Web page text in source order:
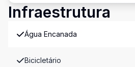
Infraestrutura
Água Encanada
Bicicletário